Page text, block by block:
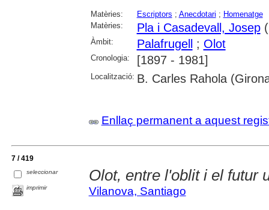
Matèries: Escriptors ; Anecdotari ; Homenatge
Matèries:
Pla i Casadevall, Josep
Àmbit: Palafrugell; Olot
Cronologia: [1897 - 1981]
Localització: B. Carles Rahola
Enllaç permanent a aquest
7 / 419
seleccionar
imprimir
Olot, entre l'oblit i el futur
Vilanova, Santiago